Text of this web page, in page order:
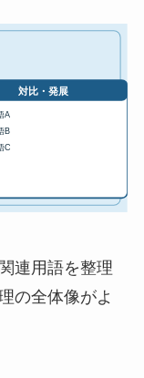
連用語を整理
の全体像がよ